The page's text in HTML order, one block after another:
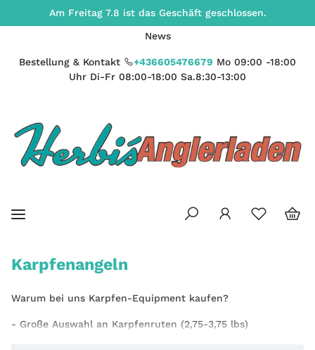
Am Freitag 7.8 ist das Geschäft geschlossen.
News
Bestellung & Kontakt +436605476679 Mo 09:00 -18:00
Uhr Di-Fr 08:00-18:00 Sa.8:30-13:00
Karpfenangeln
Warum bei uns Karpfen-Equipment kaufen?
- Große Auswahl an Karpfenruten (2,75-3,75 lbs)